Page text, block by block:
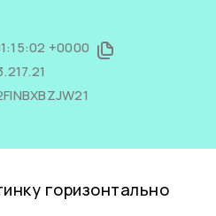
+0000
горизонтально